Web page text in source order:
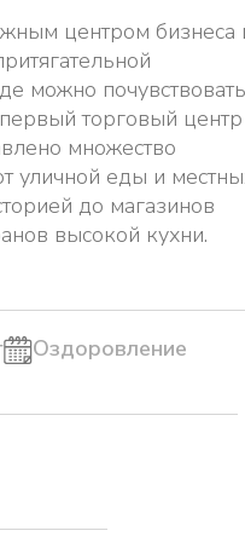
центром бизнеса
можно почувствовать
торговый центр
множество
уличной еды и
до магазинов
высокой кухни.
Оздоровление